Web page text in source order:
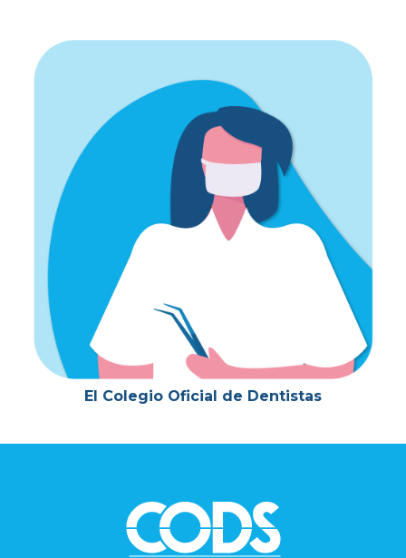
El Colegio Oficial de Dentistas